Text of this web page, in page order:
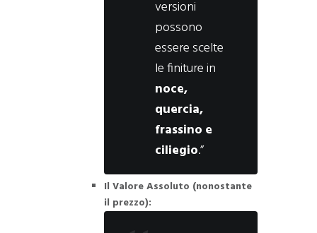
versioni
possono
essere scelte
le finiture in
noce,
quercia,
frassino e
ciliegio.”
Il Valore Assoluto (nonostante
il prezzo):